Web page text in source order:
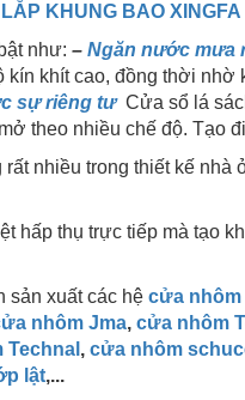
KHUNG BAO XINGFA
như: –Ngăn nước mưa
khít cao, đồng thời
sự riêng tư Cửa sổ lá
theo nhiều chế độ. Tạo
nhiều trong thiết kế
hấp thụ trực tiếp mà tạo
sản xuất các hệ cửa nhôm
nhôm Jma, cửa nhôm
, cửa nhôm
lật,...